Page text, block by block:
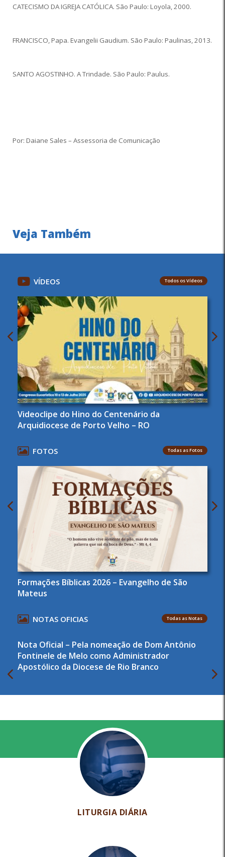
CATECISMO DA IGREJA CATÓLICA. São Paulo: Loyola, 2000.
FRANCISCO, Papa. Evangelii Gaudium. São Paulo: Paulinas, 2013.
SANTO AGOSTINHO. A Trindade. São Paulo: Paulus.
Por: Daiane Sales – Assessoria de Comunicação
Veja Também
VÍDEOS Todos os Vídeos
Videoclipe do Hino do Centenário da
Arquidiocese de Porto Velho – RO
FOTOS Todas as Fotos
Formações Bíblicas 2026 – Evangelho de São
Mateus
NOTAS OFICIAS Todas as Notas
Nota Oficial – Pela nomeação de Dom Antônio
Fontinele de Melo como Administrador
Apostólico da Diocese de Rio Branco
LITURGIA DIÁRIA